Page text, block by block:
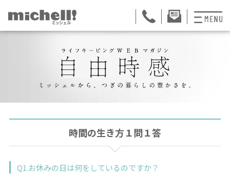
プランと料金
お掃除代行
おためしサービス
時間の生き方１問１答
Q1.お休みの日は何をしているのですか？